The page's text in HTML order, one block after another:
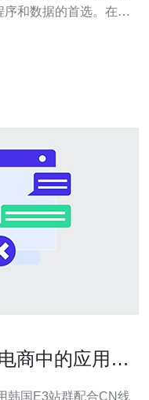
和数据的首选。在亚
文中，我们将介绍这
商中的应用场